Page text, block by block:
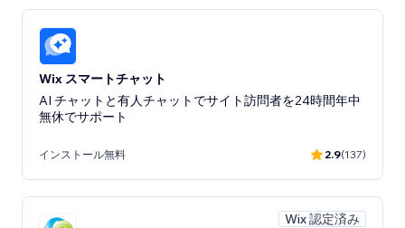
Wix スマートチャット
AI チャットと有人チャットでサイト訪問者を24時間年中
無休でサポート
インストール無料 2.9(137)
Wix 認定済み